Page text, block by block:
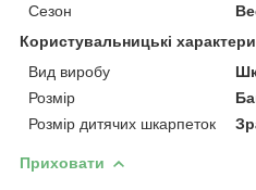
Сезон
Користувальницькі
Вид виробу
Розмір
Розмір дитячих шкарпеток
Приховати